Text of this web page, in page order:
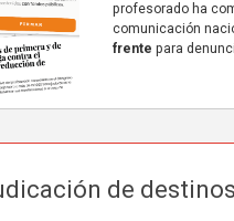
profesorado ha
comunicación
frente para
de